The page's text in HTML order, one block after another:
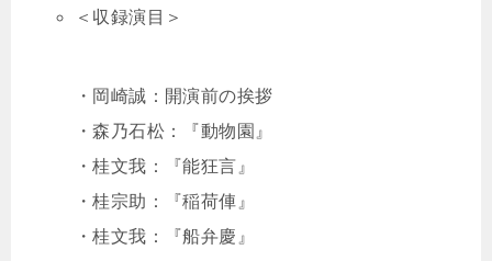
＜収録演目＞
・岡崎誠：開演前の挨拶
・森乃石松：『動物園』
・桂文我：『能狂言』
・桂宗助：『稲荷俥』
・桂文我：『船弁慶』